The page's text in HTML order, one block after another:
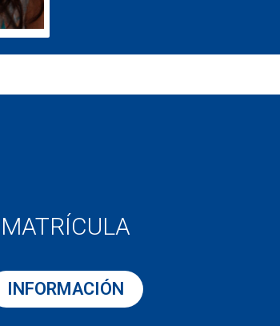
MATRÍCULA
INFORMACIÓN